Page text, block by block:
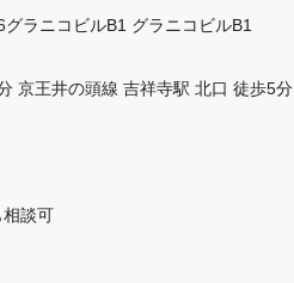
ラニコビルB1 グラニコビルB1
京王井の頭線 吉祥寺駅 北口 徒歩5分
談可